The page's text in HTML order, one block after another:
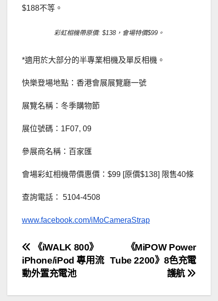
$188不等。
彩虹相機帶原價: $138，會場特價$99。
*適用於大部分的半專業相機及單反相機。
快樂登場地點：香港會展展覽廳一號
展覽名稱：冬季購物節
展位號碼：1F07, 09
參展商名稱：百家匯
會場彩虹相機帶價惠價：$99 [原價$138] 限售40條
查詢電話： 5104-4508
www.facebook.com/iMoCameraStrap
文
章
導
《MiPOW Power
Tube 2200》8色充電
護航
《iWALK 800》
iPhone/iPod 專用流
動外置充電池